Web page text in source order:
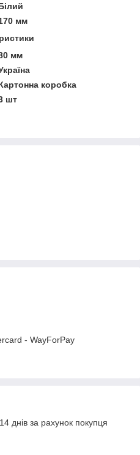
мм
мм
коробка
шт
- WayForPay
днів за рахунок покупця